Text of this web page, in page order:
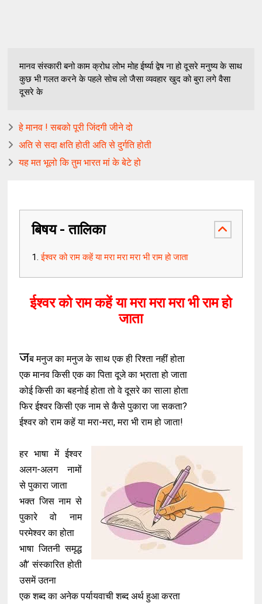
मानव संस्कारी बनो काम क्रोध लोभ मोह ईर्ष्या द्वेष ना हो दूसरे मनुष्य के साथ
कुछ भी गलत करने के पहले सोच लो जैसा व्यवहार खुद को बुरा लगे वैसा
दूसरे के
हे मानव ! सबको पूरी जिंदगी जीने दो
अति से सदा क्षति होती अति से दुर्गति होती
यह मत भूलो कि तुम भारत मां के बेटे हो
बिषय - तालिका
ईश्वर को राम कहें या मरा मरा मरा भी राम हो जाता
ईश्वर को राम कहें या मरा मरा मरा भी राम हो
जाता
जब मनुज का मनुज के साथ एक ही रिश्ता नहीं होता
एक मानव किसी एक का पिता दूजे का भ्राता हो जाता
कोई किसी का बहनोई होता तो वे दूसरे का साला होता
फिर ईश्वर किसी एक नाम से कैसे पुकारा जा सकता?
ईश्वर को राम कहें या मरा-मरा, मरा भी राम हो जाता!
हर भाषा में ईश्वर
अलग-अलग नामों
से पुकारा जाता
भक्त जिस नाम से
पुकारे वो नाम
परमेश्वर का होता
भाषा जितनी समृद्ध
औ’ संस्कारित होती
उसमें उतना
एक शब्द का अनेक पर्यायवाची शब्द अर्थ हुआ करता